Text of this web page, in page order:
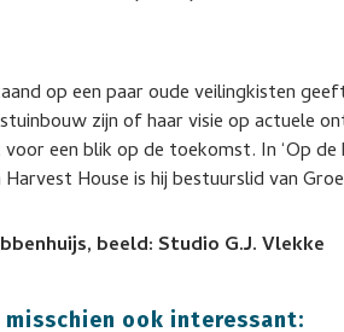
op een paar oude veilingkisten
zijn of haar visie op actuele
een blik op de toekomst. In ‘Op de
House is hij bestuurslid van
beeld: Studio G.J. Vlekke
ook interessant: